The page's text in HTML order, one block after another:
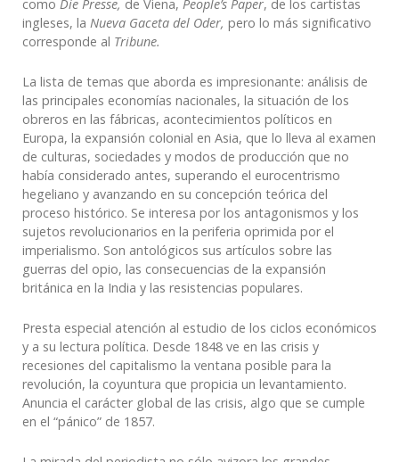
como Die Presse, de Viena, People’s Paper, de los cartistas
ingleses, la Nueva Gaceta del Oder, pero lo más significativo
corresponde al Tribune.
La lista de temas que aborda es impresionante: análisis de
las principales economías nacionales, la situación de los
obreros en las fábricas, acontecimientos políticos en
Europa, la expansión colonial en Asia, que lo lleva al examen
de culturas, sociedades y modos de producción que no
había considerado antes, superando el eurocentrismo
hegeliano y avanzando en su concepción teórica del
proceso histórico. Se interesa por los antagonismos y los
sujetos revolucionarios en la periferia oprimida por el
imperialismo. Son antológicos sus artículos sobre las
guerras del opio, las consecuencias de la expansión
británica en la India y las resistencias populares.
Presta especial atención al estudio de los ciclos económicos
y a su lectura política. Desde 1848 ve en las crisis y
recesiones del capitalismo la ventana posible para la
revolución, la coyuntura que propicia un levantamiento.
Anuncia el carácter global de las crisis, algo que se cumple
en el “pánico” de 1857.